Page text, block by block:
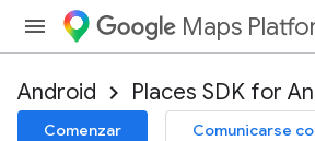
Maps
Android Places SDK for
Comenzar Comunicarse